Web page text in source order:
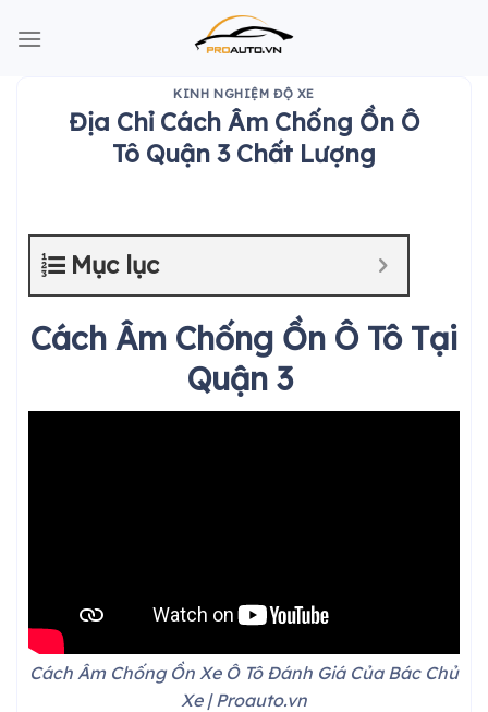
KINH NGHIỆM ĐỘ XE
Địa Chỉ Cách Âm Chống Ồn Ô
Tô Quận 3 Chất Lượng
Mục lục
Cách Âm Chống Ồn Ô Tô Tại
Quận 3
Cách Âm Chống Ồn Xe Ô Tô Đánh Giá Của Bác Chủ
Xe | Proauto.vn